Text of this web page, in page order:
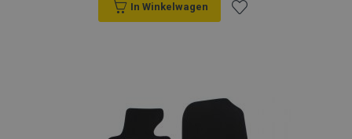
In Winkelwagen
aan
verlanglijst